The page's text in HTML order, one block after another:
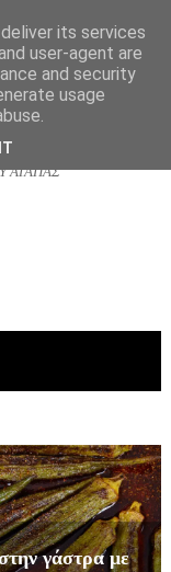
ΑΓΑΠΑΣ
γάστρα με
its services
user-agent are
and security
usage